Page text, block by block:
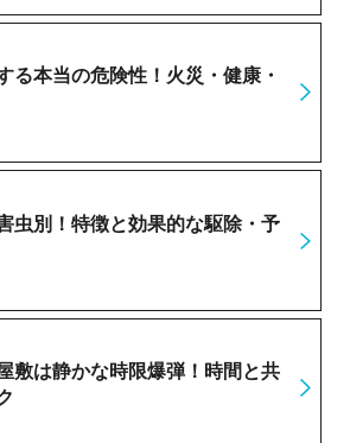
る本当の危険性！火災・健康・
虫別！特徴と効果的な駆除・予
敷は静かな時限爆弾！時間と共